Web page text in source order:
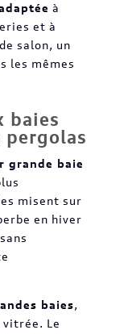
à
et à
salon, un
les mêmes
baies
grande baie
misent sur
en hiver
baies,
Le